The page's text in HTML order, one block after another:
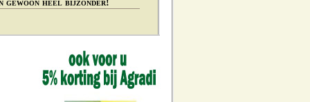
gewoon heel bijzonder!